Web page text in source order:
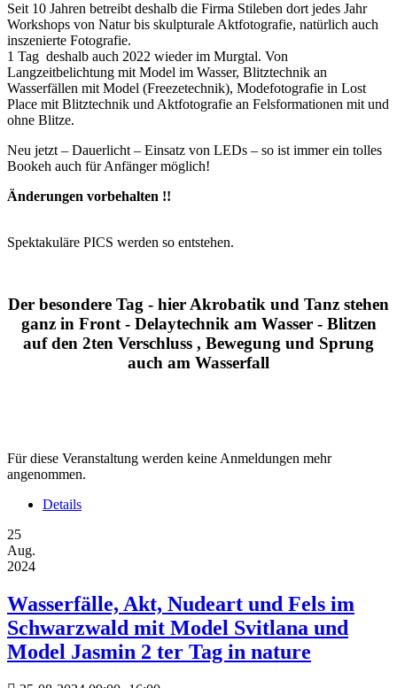
Seit 10 Jahren betreibt deshalb die Firma Stileben dort jedes Jahr
Workshops von Natur bis skulpturale Aktfotografie, natürlich auch
inszenierte Fotografie.
1 Tag deshalb auch 2022 wieder im Murgtal. Von
Langzeitbelichtung mit Model im Wasser, Blitztechnik an
Wasserfällen mit Model (Freezetechnik), Modefotografie in Lost
Place mit Blitztechnik und Aktfotografie an Felsformationen mit und
ohne Blitze.
Neu jetzt – Dauerlicht – Einsatz von LEDs – so ist immer ein tolles
Bookeh auch für Anfänger möglich!
Änderungen vorbehalten !!
Spektakuläre PICS werden so entstehen.
Der besondere Tag - hier Akrobatik und Tanz stehen
ganz in Front - Delaytechnik am Wasser - Blitzen
auf den 2ten Verschluss , Bewegung und Sprung
auch am Wasserfall
Für diese Veranstaltung werden keine Anmeldungen mehr
angenommen.
Details
25
Aug.
2024
Wasserfälle, Akt, Nudeart und Fels im
Schwarzwald mit Model Svitlana und
Model Jasmin 2 ter Tag in nature